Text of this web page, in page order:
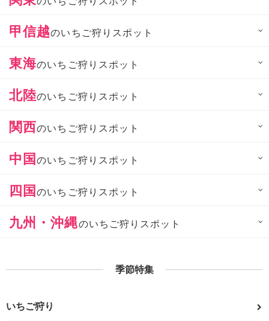
甲信越のいちご狩りスポット
東海のいちご狩りスポット
北陸のいちご狩りスポット
関西のいちご狩りスポット
中国のいちご狩りスポット
四国のいちご狩りスポット
九州・沖縄のいちご狩りスポット
季節特集
いちご狩り